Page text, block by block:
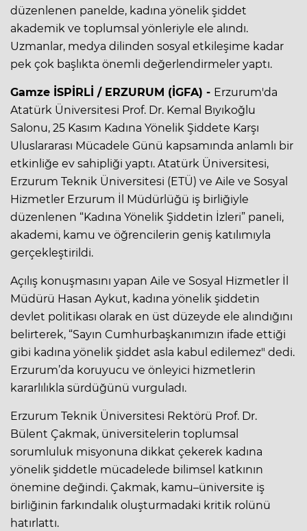
düzenlenen panelde, kadına yönelik şiddet
akademik ve toplumsal yönleriyle ele alındı.
Uzmanlar, medya dilinden sosyal etkileşime kadar
pek çok başlıkta önemli değerlendirmeler yaptı.
Gamze İSPİRLİ / ERZURUM (İGFA) - Erzurum'da
Atatürk Üniversitesi Prof. Dr. Kemal Bıyıkoğlu
Salonu, 25 Kasım Kadına Yönelik Şiddete Karşı
Uluslararası Mücadele Günü kapsamında anlamlı bir
etkinliğe ev sahipliği yaptı. Atatürk Üniversitesi,
Erzurum Teknik Üniversitesi (ETÜ) ve Aile ve Sosyal
Hizmetler Erzurum İl Müdürlüğü iş birliğiyle
düzenlenen “Kadına Yönelik Şiddetin İzleri” paneli,
akademi, kamu ve öğrencilerin geniş katılımıyla
gerçekleştirildi.
Açılış konuşmasını yapan Aile ve Sosyal Hizmetler İl
Müdürü Hasan Aykut, kadına yönelik şiddetin
devlet politikası olarak en üst düzeyde ele alındığını
belirterek, “Sayın Cumhurbaşkanımızın ifade ettiği
gibi kadına yönelik şiddet asla kabul edilemez" dedi.
Erzurum’da koruyucu ve önleyici hizmetlerin
kararlılıkla sürdüğünü vurguladı.
Erzurum Teknik Üniversitesi Rektörü Prof. Dr.
Bülent Çakmak, üniversitelerin toplumsal
sorumluluk misyonuna dikkat çekerek kadına
yönelik şiddetle mücadelede bilimsel katkının
önemine değindi. Çakmak, kamu–üniversite iş
birliğinin farkındalık oluşturmadaki kritik rolünü
hatırlattı.